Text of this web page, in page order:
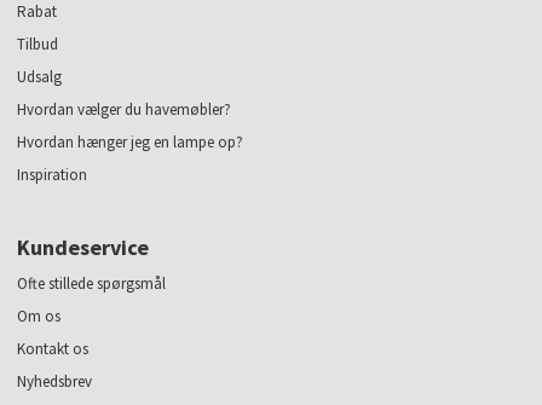
Rabat
Tilbud
Udsalg
Hvordan vælger du havemøbler?
Hvordan hænger jeg en lampe op?
Inspiration
Kundeservice
Ofte stillede spørgsmål
Om os
Kontakt os
Nyhedsbrev